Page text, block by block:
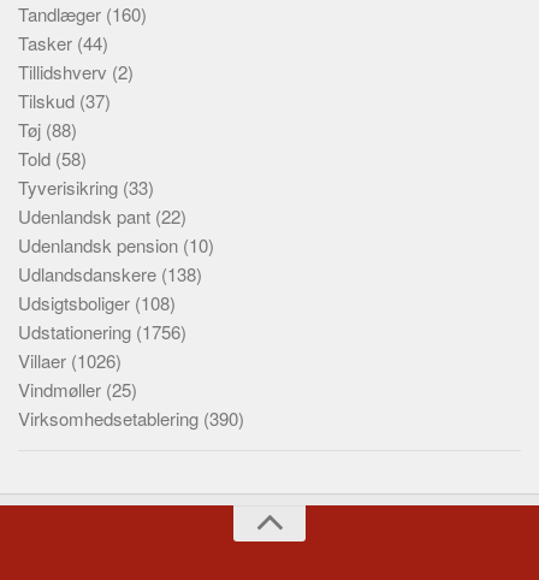
Tandlæger (160)
Tasker (44)
Tillidshverv (2)
Tilskud (37)
Tøj (88)
Told (58)
Tyverisikring (33)
Udenlandsk pant (22)
Udenlandsk pension (10)
Udlandsdanskere (138)
Udsigtsboliger (108)
Udstationering (1756)
Villaer (1026)
Vindmøller (25)
Virksomhedsetablering (390)